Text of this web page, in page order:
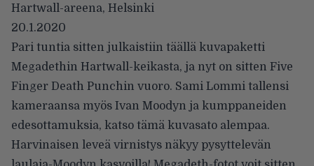
Hartwall-areena, Helsinki
20.1.2020
Pari tuntia sitten julkaistiin täällä kuvapaketti
Megadethin Hartwall-keikasta, ja nyt on sitten Five
Finger Death Punchin vuoro. Sami Lommi tallensi
kameraansa myös Ivan Moodyn ja kumppaneiden
edesottamuksia, katso tämä kuvasato alempaa.
Harvinaisen leveä virnistys näkyy pysyttelevän